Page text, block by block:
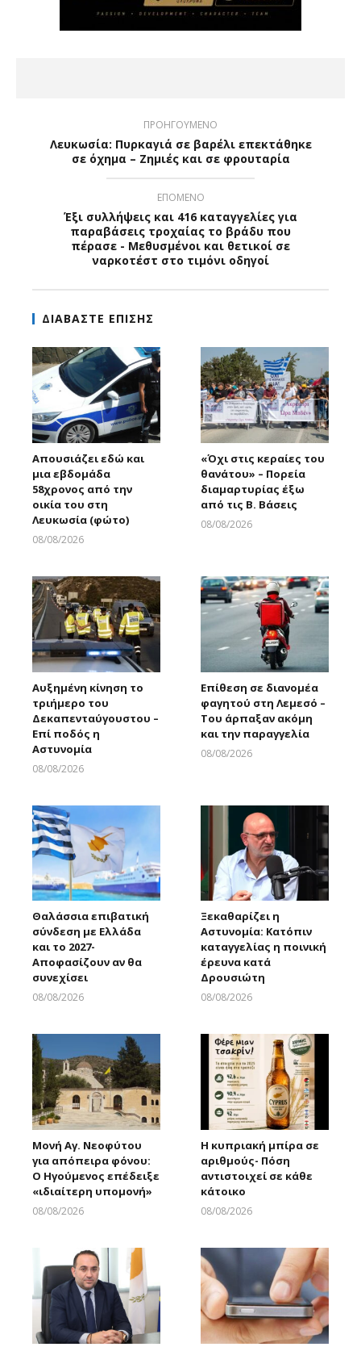
ΠΡΟΗΓΟΥΜΕΝΟ
Λευκωσία: Πυρκαγιά σε βαρέλι επεκτάθηκε
σε όχημα – Ζημιές και σε φρουταρία
ΕΠΟΜΕΝΟ
Έξι συλλήψεις και 416 καταγγελίες για
παραβάσεις τροχαίας το βράδυ που
πέρασε - Μεθυσμένοι και θετικοί σε
ναρκοτέστ στο τιμόνι οδηγοί
ΔΙΑΒΑΣΤΕ ΕΠΙΣΗΣ
Απουσιάζει εδώ και
μια εβδομάδα
58χρονος από την
οικία του στη
Λευκωσία (φώτο)
08/08/2026
«Όχι στις κεραίες του
θανάτου» – Πορεία
διαμαρτυρίας έξω
από τις Β. Βάσεις
08/08/2026
Αυξημένη κίνηση το
τριήμερο του
Δεκαπενταύγουστου –
Επί ποδός η
Αστυνομία
08/08/2026
Επίθεση σε διανομέα
φαγητού στη Λεμεσό –
Του άρπαξαν ακόμη
και την παραγγελία
08/08/2026
Θαλάσσια επιβατική
σύνδεση με Ελλάδα
και το 2027-
Αποφασίζουν αν θα
συνεχίσει
08/08/2026
Ξεκαθαρίζει η
Αστυνομία: Κατόπιν
καταγγελίας η ποινική
έρευνα κατά
Δρουσιώτη
08/08/2026
Μονή Αγ. Νεοφύτου
για απόπειρα φόνου:
Ο Ηγούμενος επέδειξε
«ιδιαίτερη υπομονή»
08/08/2026
Η κυπριακή μπίρα σε
αριθμούς- Πόση
αντιστοιχεί σε κάθε
κάτοικο
08/08/2026